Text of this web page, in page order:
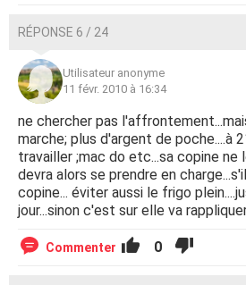
RÉPONSE 6 / 24
Utilisateur anonyme
11 févr. 2010 à 16:34
ne chercher pas
marche; plus d'argent de poche....à
travailler ;mac do etc...sa copine ne
devra alors se prendre en
copine... éviter aussi le frigo
jour...sinon c'est sur elle va
Commenter 0